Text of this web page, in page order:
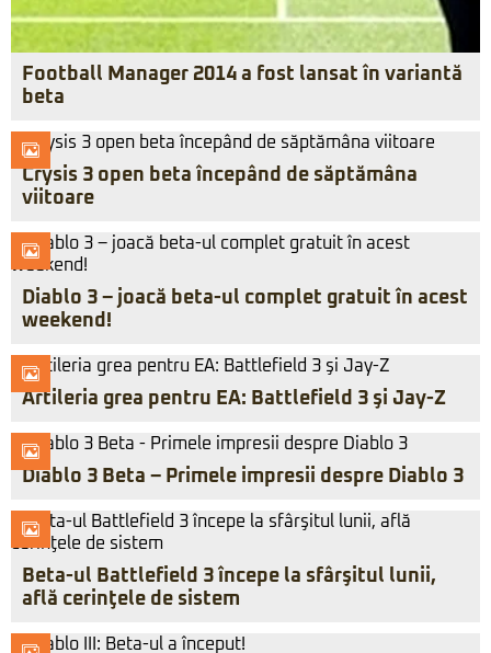
Football Manager 2014 a fost lansat în variantă
beta
Crysis 3 open beta începând de săptămâna
viitoare
Diablo 3 – joacă beta-ul complet gratuit în acest
weekend!
Artileria grea pentru EA: Battlefield 3 şi Jay-Z
Diablo 3 Beta – Primele impresii despre Diablo 3
Beta-ul Battlefield 3 începe la sfârşitul lunii,
află cerinţele de sistem